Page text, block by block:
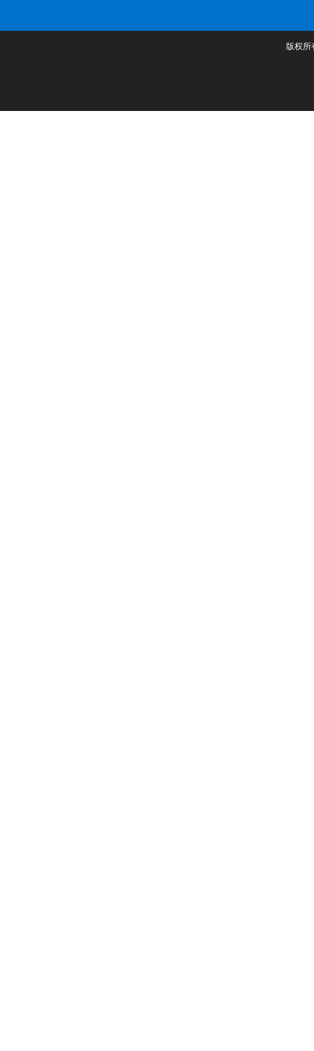
版权所